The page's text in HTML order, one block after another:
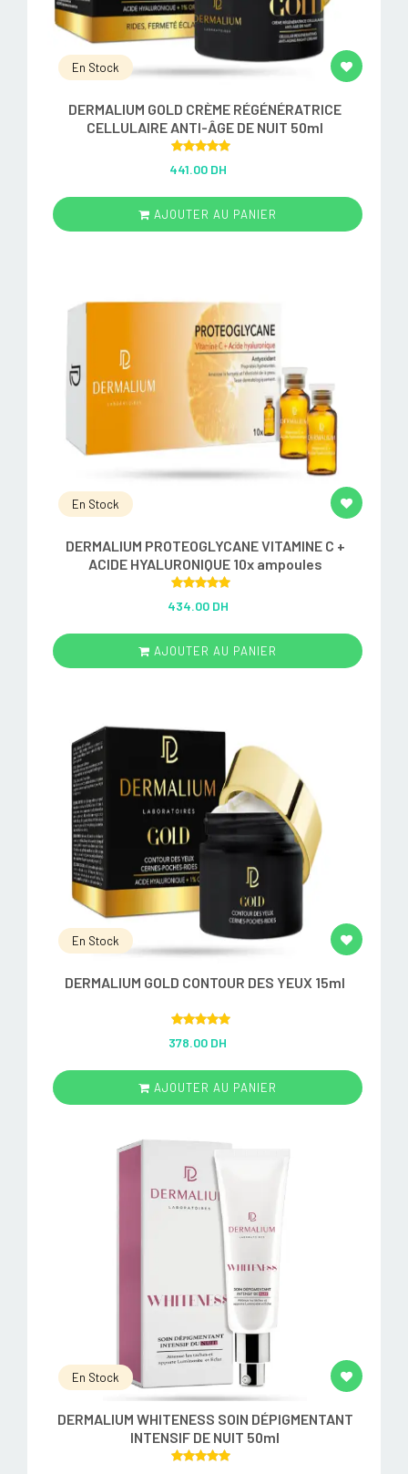
En Stock
DERMALIUM GOLD CRÈME RÉGÉNÉRATRICE
CELLULAIRE ANTI-ÂGE DE NUIT 50ml
out of 5
441.00 DH
AJOUTER AU PANIER
En Stock
DERMALIUM PROTEOGLYCANE VITAMINE C +
ACIDE HYALURONIQUE 10x ampoules
out of 5
434.00 DH
AJOUTER AU PANIER
En Stock
DERMALIUM GOLD CONTOUR DES YEUX 15ml
out of 5
378.00 DH
AJOUTER AU PANIER
En Stock
DERMALIUM WHITENESS SOIN DÉPIGMENTANT
INTENSIF DE NUIT 50ml